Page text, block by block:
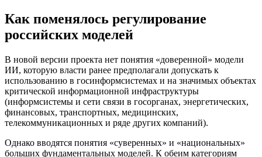
Как поменялось регулирование
российских моделей
В новой версии проекта нет понятия «доверенной» модели
ИИ, которую власти ранее предполагали допускать к
использованию в госинформсистемах и на значимых объектах
критической информационной инфраструктуры
(информсистемы и сети связи в госорганах, энергетических,
финансовых, транспортных, медицинских,
телекоммуникационных и ряде других компаний).
Однако вводятся понятия «суверенных» и «национальных»
больших фундаментальных моделей. К обеим категориям